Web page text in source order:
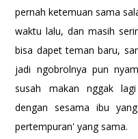
pernah ketemuan sama
waktu lalu, dan masih
bisa dapet teman baru,
jadi ngobrolnya pun
susah makan nggak
dengan sesama ibu
pertempuran' yang sama.